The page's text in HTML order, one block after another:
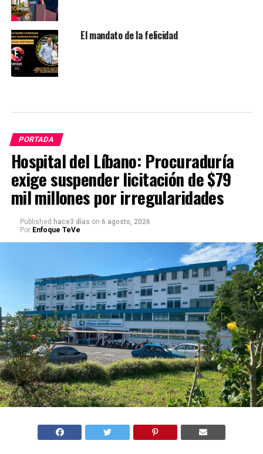
El mandato de la felicidad
PORTADA
Hospital del Líbano: Procuraduría
exige suspender licitación de $79
mil millones por irregularidades
Published hace3 días on 6 agosto, 2026
Por Enfoque TeVe